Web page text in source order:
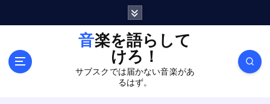
音楽を語らして
けろ！
サブスクでは届かない音楽があ
るはず。